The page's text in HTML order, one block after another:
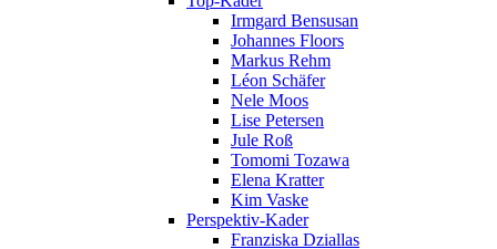
Irmgard Bensusan
Johannes Floors
Markus Rehm
Léon Schäfer
Nele Moos
Lise Petersen
Jule Roß
Tomomi Tozawa
Elena Kratter
Kim Vaske
Perspektiv-Kader
Franziska Dziallas